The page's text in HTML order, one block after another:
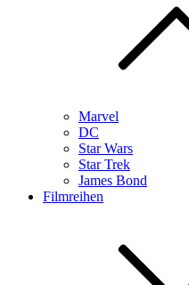
Marvel
DC
Star Wars
Star Trek
James Bond
Filmreihen